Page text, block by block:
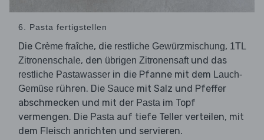
6. Pasta fertigstellen
Die Crème fraîche, die restliche Gewürzmischung, 1TL
Zitronenschale, den übrigen Zitronensaftund das
restliche Pastawasser in die Pfanne mit dem Lauch-
Gemüse rühren. Die Sauce mit Salz und Pfeffer
abschmecken und mit der Pasta im Topf
vermengen. Die Pasta auf tiefe Teller verteilen, mit
dem Fleisch anrichten und servieren.